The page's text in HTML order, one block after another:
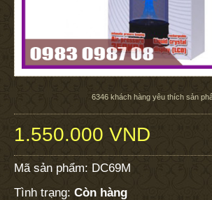
6346 khách hàng yêu thích sản
1.550.000 VND
Mã sản phẩm: DC69M
Tình trạng: Còn hàng